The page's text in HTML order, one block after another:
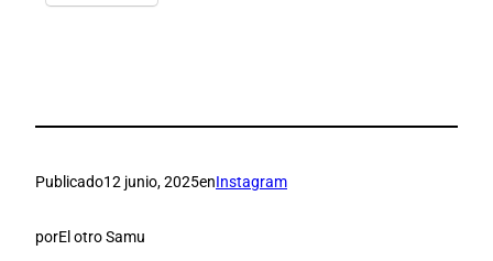
Publicado12 junio, 2025enInstagram
porEl otro Samu